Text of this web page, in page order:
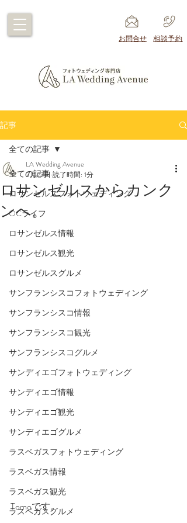
​お問合せ ​相談予約
記事
全ての記事
ロサンゼルスフォトウェディング
OCライフ
ロサンゼルス情報
ロサンゼルス観光
ロサンゼルスグルメ
サンフランシスコフォトウェディング
サンフランシスコ情報
サンフランシスコ観光
サンフランシスコグルメ
サンディエゴフォトウェディング
サンディエゴ情報
サンディエゴ観光
サンディエゴグルメ
ラスベガスフォトウェディング
ラスベガス情報
ラスベガス観光
ラスベガスグルメ
全ての記事
ロサンゼルスからカンク
ンへ。
LA Wedding Avenue
3月22日 読了時間: 1分
Tomoです。